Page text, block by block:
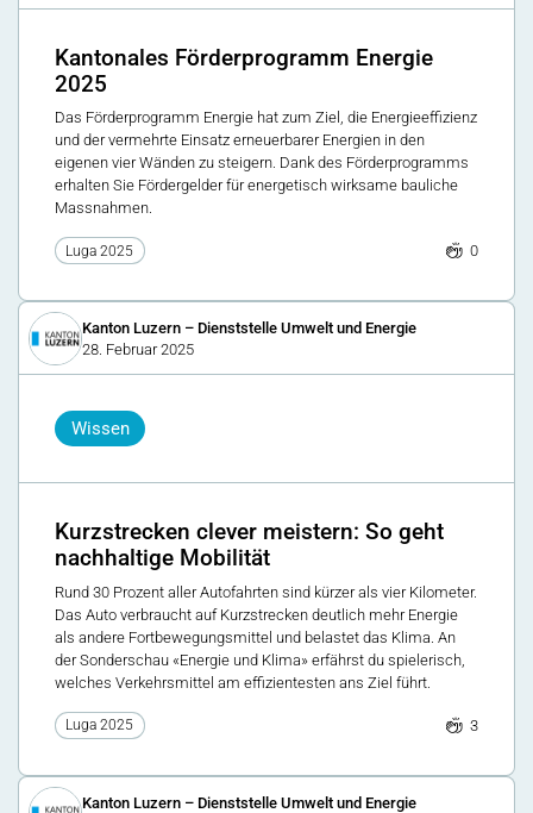
Kantonales Förderprogramm Energie
2025
Das Förderprogramm Energie hat zum Ziel, die Energieeffizienz
und der vermehrte Einsatz erneuerbarer Energien in den
eigenen vier Wänden zu steigern. Dank des Förderprogramms
erhalten Sie Fördergelder für energetisch wirksame bauliche
Massnahmen.
Luga 2025 0
Kanton Luzern – Dienststelle Umwelt und Energie
28. Februar 2025
Wissen
Kurzstrecken clever meistern: So geht
nachhaltige Mobilität
Rund 30 Prozent aller Autofahrten sind kürzer als vier Kilometer.
Das Auto verbraucht auf Kurzstrecken deutlich mehr Energie
als andere Fortbewegungsmittel und belastet das Klima. An
der Sonderschau «Energie und Klima» erfährst du spielerisch,
welches Verkehrsmittel am effizientesten ans Ziel führt.
Luga 2025 3
Kanton Luzern – Dienststelle Umwelt und Energie